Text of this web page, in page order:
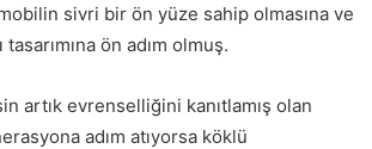
sivri bir ön yüze sahip olmasına ve
tasarımına ön adım olmuş.
artık evrenselliğini kanıtlamış olan
adım atıyorsa köklü